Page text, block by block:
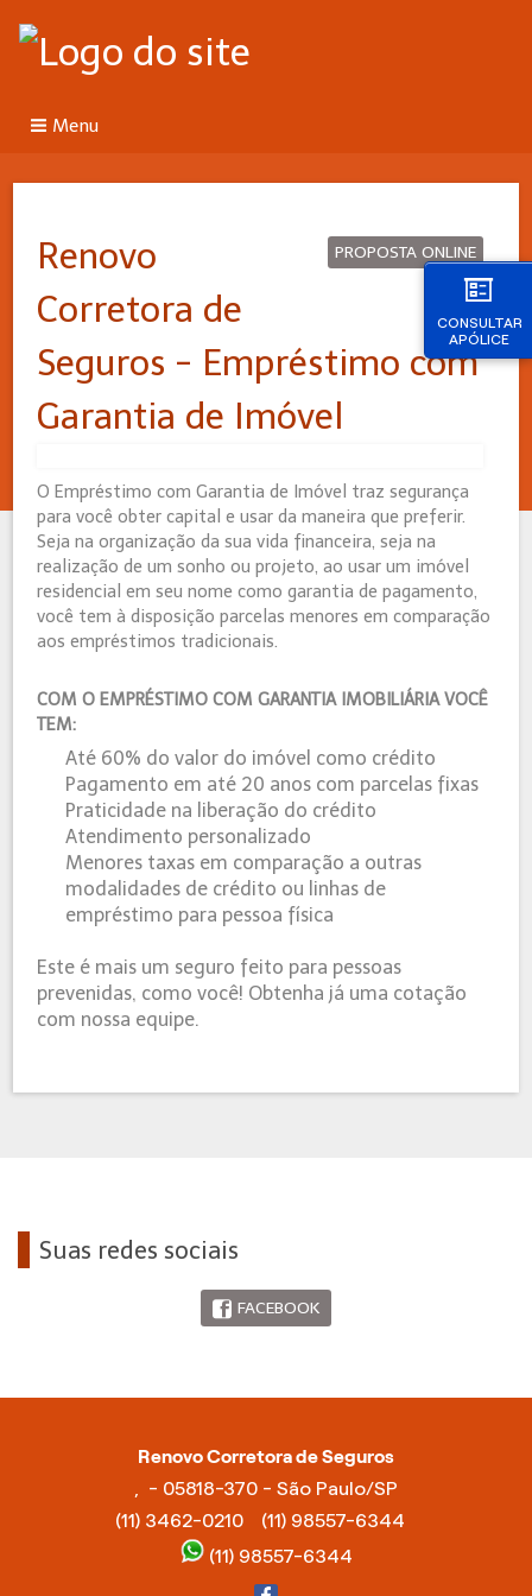
CONSULTAR
APÓLICE
Menu
PROPOSTA ONLINE
Renovo
Corretora de
Seguros - Empréstimo com
Garantia de Imóvel
O Empréstimo com Garantia de Imóvel traz segurança
para você obter capital e usar da maneira que preferir.
Seja na organização da sua vida financeira, seja na
realização de um sonho ou projeto, ao usar um imóvel
residencial em seu nome como garantia de pagamento,
você tem à disposição parcelas menores em comparação
aos empréstimos tradicionais.
COM O EMPRÉSTIMO COM GARANTIA IMOBILIÁRIA VOCÊ
TEM:
Até 60% do valor do imóvel como crédito
Pagamento em até 20 anos com parcelas fixas
Praticidade na liberação do crédito
Atendimento personalizado
Menores taxas em comparação a outras
modalidades de crédito ou linhas de
empréstimo para pessoa física
Este é mais um seguro feito para pessoas
prevenidas, como você! Obtenha já uma cotação
com nossa equipe.
Suas redes sociais
FACEBOOK
Renovo Corretora de Seguros
, - 05818-370 - São Paulo/SP
(11) 3462-0210
(11) 98557-6344
(11) 98557-6344